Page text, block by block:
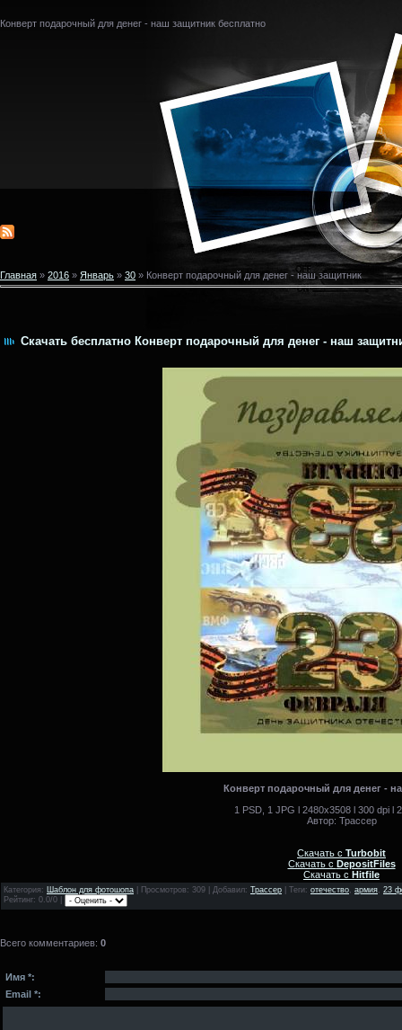
Конверт подарочный для денег - наш защитник бесплатно
Главная » 2016 » Январь » 30 » Конверт подарочный для денег - наш защитник
Скачать бесплатно Конверт подарочный для денег - наш
Конверт подарочный для денег -
1 PSD, 1 JPG l 2480x3508 l 300 dpi l
Автор: Трассер
Скачать с Turbobit
Скачать с DepositFiles
Скачать с Hitfile
Категория : Шаблон для фотошопа Просмотров: 309 | Добавил: Трассер Теги: отечество армия 23
Рейтинг: 0.0/0 |
Всего комментариев: 0
Имя *:
Email *: